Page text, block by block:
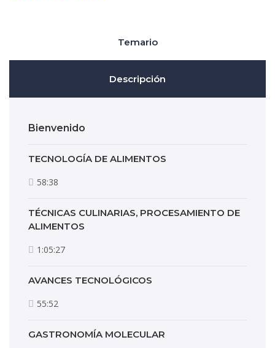
Temario
Descripción
Bienvenido
TECNOLOGÍA DE ALIMENTOS
58:38
TÉCNICAS CULINARIAS, PROCESAMIENTO DE
ALIMENTOS
1:05:27
AVANCES TECNOLÓGICOS
55:52
GASTRONOMÍA MOLECULAR